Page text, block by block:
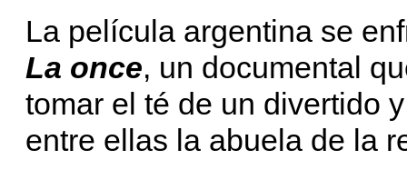
La película argentina se
La once, un documental
tomar el té de un divertido
entre ellas la abuela de la